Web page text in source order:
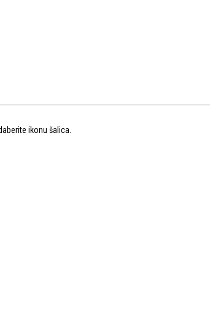
ikonu šalica.